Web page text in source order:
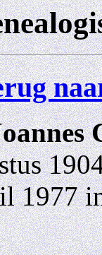
1977